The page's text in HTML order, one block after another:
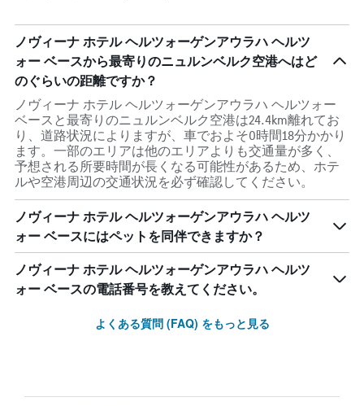
ノヴィーナ ホテル ヘルツォーゲンアウラハ ヘルツ
ォー ベースから最寄りのニュルンベルク空港へはど
のぐらいの距離ですか？
ノヴィーナ ホテル ヘルツォーゲンアウラハ ヘルツォー
ベースと最寄りのニュルンベルク空港は24.4km離れてお
り、道路状況によりますが、車でおよそ0時間18分かかり
ます。一部のエリアは他のエリアよりも交通量が多く、
予想される所要時間が長くなる可能性があるため、ホテ
ルや空港周辺の交通状況を必ず確認してください。
ノヴィーナ ホテル ヘルツォーゲンアウラハ ヘルツ
ォー ベースにはペットを同伴できますか？
ノヴィーナ ホテル ヘルツォーゲンアウラハ ヘルツ
ォー ベースの電話番号を教えてください。
よくある質問 (FAQ) をもっと見る